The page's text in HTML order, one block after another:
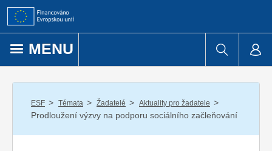
Přejít k obsahu
MENU
ESF / Témata / Žadatelé / Aktuality pro žadatele /
Prodloužení výzvy na podporu sociálního začleňování